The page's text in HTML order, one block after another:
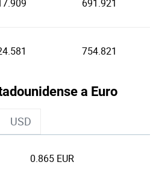
691.921
754.821
a Euro
USD
0.865 EUR